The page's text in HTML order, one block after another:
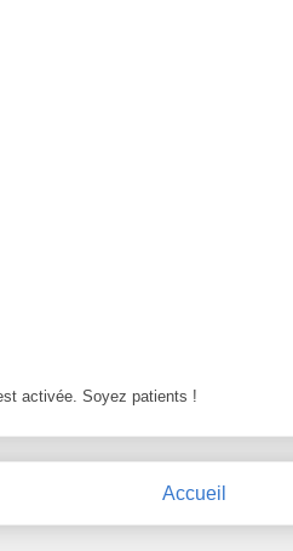
activée. Soyez patients !
Accueil